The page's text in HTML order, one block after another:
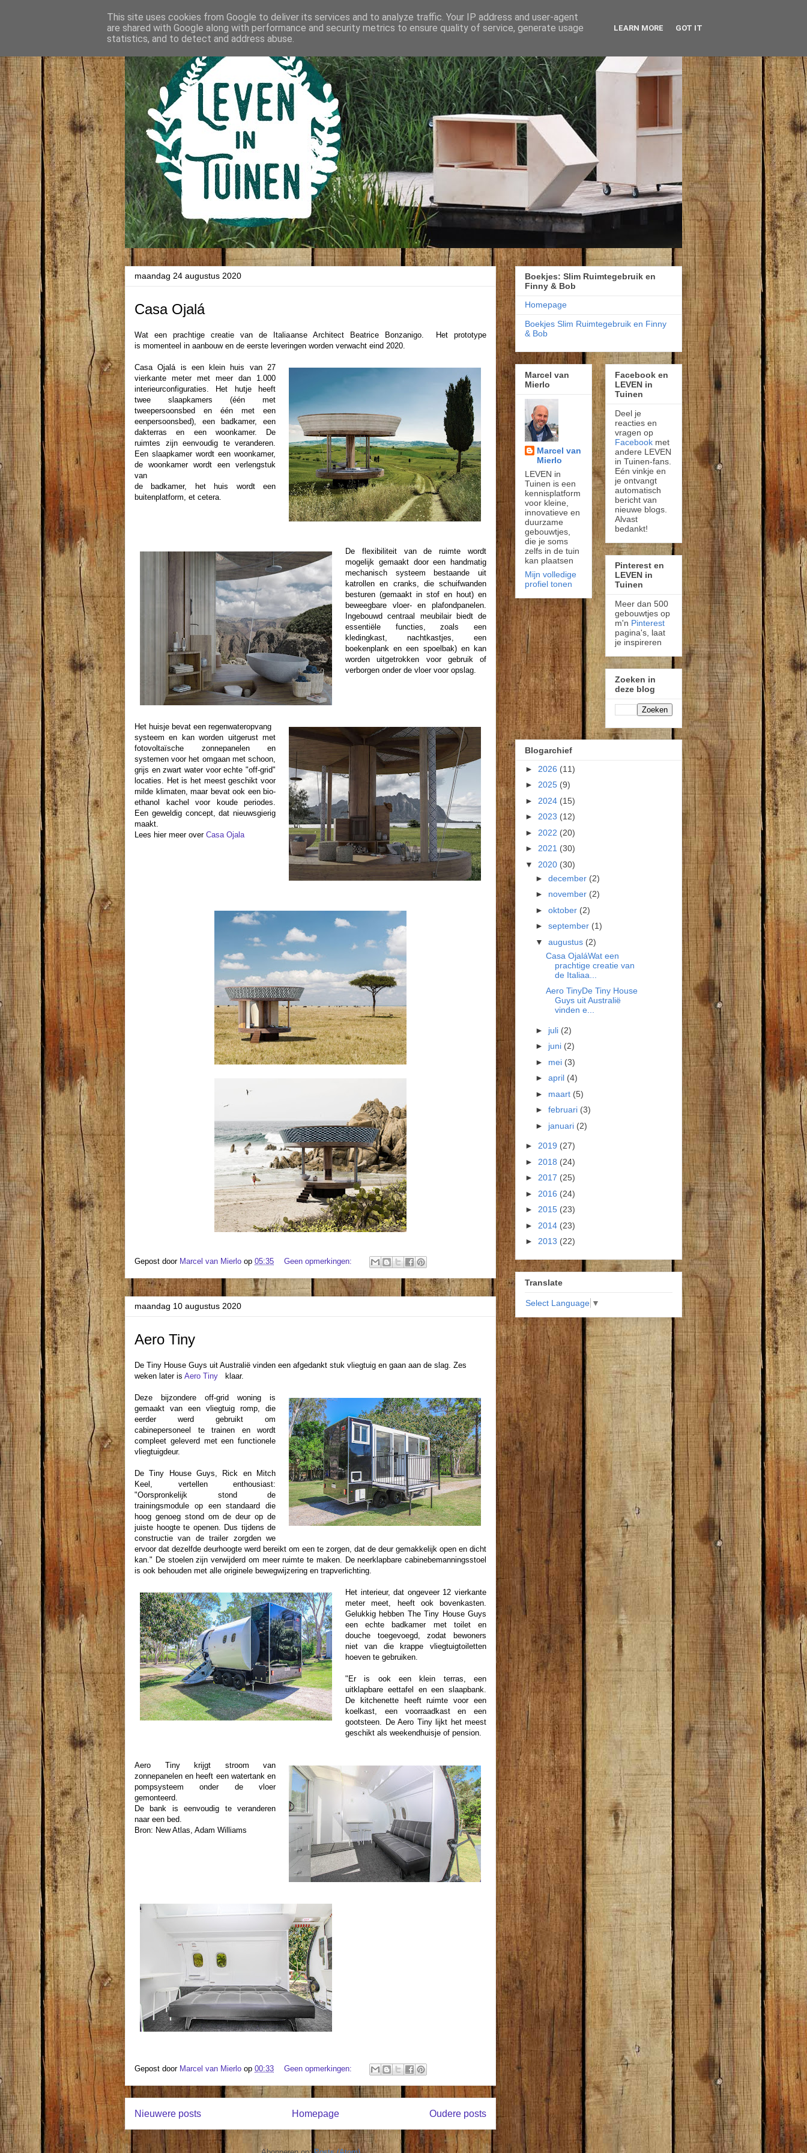
maandag 24 augustus 2020
Casa Ojalá
Wat een prachtige creatie van de Italiaanse Architect Beatrice Bonzanigo. Het prototype
is momenteel in aanbouw en de eerste leveringen worden verwacht eind 2020.
Casa Ojalá is een klein huis van 27
vierkante meter met meer dan 1.000
interieurconfiguraties. Het hutje heeft
twee slaapkamers (één met
tweepersoonsbed en één met een
eenpersoonsbed), een badkamer, een
dakterras en een woonkamer. De
ruimtes zijn eenvoudig te veranderen.
Een slaapkamer wordt een woonkamer,
de woonkamer wordt een verlengstuk
van
de badkamer, het huis wordt een
buitenplatform, et cetera.
De flexibiliteit van de ruimte wordt
mogelijk gemaakt door een handmatig
mechanisch systeem bestaande uit
katrollen en cranks, die schuifwanden
besturen (gemaakt in stof en hout) en
beweegbare vloer- en plafondpanelen.
Ingebouwd centraal meubilair biedt de
essentiële functies, zoals een
kledingkast, nachtkastjes, een
boekenplank en een spoelbak) en kan
worden uitgetrokken voor gebruik of
verborgen onder de vloer voor opslag.
Het huisje bevat een regenwateropvang
systeem en kan worden uitgerust met
fotovoltaïsche zonnepanelen en
systemen voor het omgaan met schoon,
grijs en zwart water voor echte "off-grid"
locaties. Het is het meest geschikt voor
milde klimaten, maar bevat ook een bio-
ethanol kachel voor koude periodes.
Een geweldig concept, dat nieuwsgierig
maakt.
Lees hier meer over Casa Ojala
Gepost door Marcel van Mierlo op 05:35 Geen opmerkingen:
maandag 10 augustus 2020
Aero Tiny
De Tiny House Guys uit Australië vinden een afgedankt stuk vliegtuig en gaan aan de slag. Zes
weken later is Aero Tiny klaar.
Deze bijzondere off-grid woning is
gemaakt van een vliegtuig romp, die
eerder werd gebruikt om
cabinepersoneel te trainen en wordt
compleet geleverd met een functionele
vliegtuigdeur.
De Tiny House Guys, Rick en Mitch
Keel, vertellen enthousiast:
"Oorspronkelijk stond de
trainingsmodule op een standaard die
hoog genoeg stond om de deur op de
juiste hoogte te openen. Dus tijdens de
constructie van de trailer zorgden we
ervoor dat dezelfde deurhoogte werd bereikt om een ​​te zorgen, dat de deur gemakkelijk open en dicht
kan." De stoelen zijn verwijderd om meer ruimte te maken. De neerklapbare cabinebemanningsstoel
is ook behouden met alle originele bewegwijzering en trapverlichting.
Het interieur, dat ongeveer 12 vierkante
meter meet, heeft ook bovenkasten.
Gelukkig hebben The Tiny House Guys
een echte badkamer met toilet en
douche toegevoegd, zodat bewoners
niet van die krappe vliegtuigtoiletten
hoeven te gebruiken.
"Er is ook een klein terras, een
uitklapbare eettafel en een slaapbank.
De kitchenette heeft ruimte voor een
koelkast, een voorraadkast en een
gootsteen. De Aero Tiny lijkt het meest
geschikt als weekendhuisje of pension.
Aero Tiny krijgt stroom van
zonnepanelen en heeft een watertank en
pompsysteem onder de vloer
gemonteerd.
De bank is eenvoudig te veranderen
naar een bed.
Bron: New Atlas, Adam Williams
Gepost door Marcel van Mierlo op 00:33 Geen opmerkingen:
Nieuwere posts Oudere posts
Homepage
Boekjes: Slim Ruimtegebruik en
Finny & Bob
Homepage
Boekjes Slim Ruimtegebruik en Finny
& Bob
Marcel van
Mierlo
Marcel van
Mierlo
LEVEN in
Tuinen is een
kennisplatform
voor kleine,
innovatieve en
duurzame
gebouwtjes,
die je soms
zelfs in de tuin
kan plaatsen
Mijn volledige
profiel tonen
Facebook en
LEVEN in
Tuinen
Deel je
reacties en
vragen op
Facebook met
andere LEVEN
in Tuinen-fans.
Eén vinkje en
je ontvangt
automatisch
bericht van
nieuwe blogs.
Alvast
bedankt!
Pinterest en
LEVEN in
Tuinen
Meer dan 500
gebouwtjes op
m'n Pinterest
pagina's, laat
je inspireren
Zoeken in
deze blog
Blogarchief
► 2026 (11)
► 2025 (9)
► 2024 (15)
► 2023 (12)
► 2022 (20)
► 2021 (30)
▼ 2020 (30)
► december (2)
► november (2)
► oktober (2)
► september (1)
▼ augustus (2)
Casa OjaláWat een
prachtige creatie van
de Italiaa...
Aero TinyDe Tiny House
Guys uit Australië
vinden e...
► juli (2)
► juni (2)
► mei (3)
► april (4)
► maart (5)
► februari (3)
► januari (2)
► 2019 (27)
► 2018 (24)
► 2017 (25)
► 2016 (24)
► 2015 (23)
► 2014 (23)
► 2013 (22)
Translate
Select Language ▼
This site uses cookies from Google to deliver its services and to analyze traffic. Your IP address and user-agent
are shared with Google along with performance and security metrics to ensure quality of service, generate usage
statistics, and to detect and address abuse.
LEARN MORE GOT IT